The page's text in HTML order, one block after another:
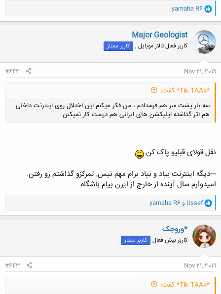
کلیک کنید تا باز شود...
و
ا
ک
ن
ش
ه
ا
yamaha R6
Major Geologist
کاربر فعال تالار موبایل , کاربر ممتاز
Nov 21, 2019
#642
*Tik.TAAk* گفت:
سه بار پشت سر هم فرستادم‌ ، من فکر میکنم این اختلال روی اینترنت داخلی
هم اثر گذاشته اپلیکشن های.ایرانی هم درست کار نمیکنن
کلیک کنید تا باز شود...
نقل قولای قبلیو پاک کن
---دیگه اینترنت بیاد و نیاد برام مهم نیس. تمرکزو گذاشتم رو رفتن.
امیدوارم سال آینده از خارج از ایرن بیام باشگاه
و
ا
ک
ن
ش
ه
ا
Ussef و yamaha R6
*وروجک
کاربر بیش فعال کاربر ممتاز
Nov 21, 2019
#643
*Tik.TAAk* گفت: